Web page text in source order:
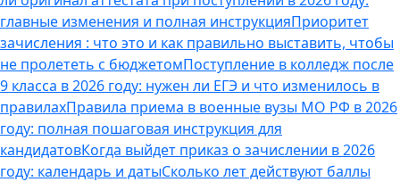
главные изменения и полная инструкцияПриоритет
зачисления : что это и как правильно выставить, чтобы
не пролететь с бюджетомПоступление в колледж после
9 класса в 2026 году: нужен ли ЕГЭ и что изменилось в
правилахПравила приема в военные вузы МО РФ в 2026
году: полная пошаговая инструкция для
кандидатовКогда выйдет приказ о зачислении в 2026
году: календарь и датыСколько лет действуют баллы